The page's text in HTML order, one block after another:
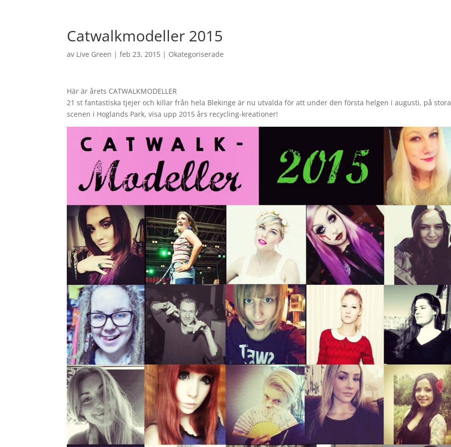
Catwalkmodeller 2015
av Live Green |feb 23, 2015 | Okategoriserade
Här är årets CATWALKMODELLER
21 st fantastiska tjejer och killar från hela Blekinge är nu utvalda för att under den första helgen i augusti, på stora
scenen i Hoglands Park, visa upp 2015 års recycling-kreationer!